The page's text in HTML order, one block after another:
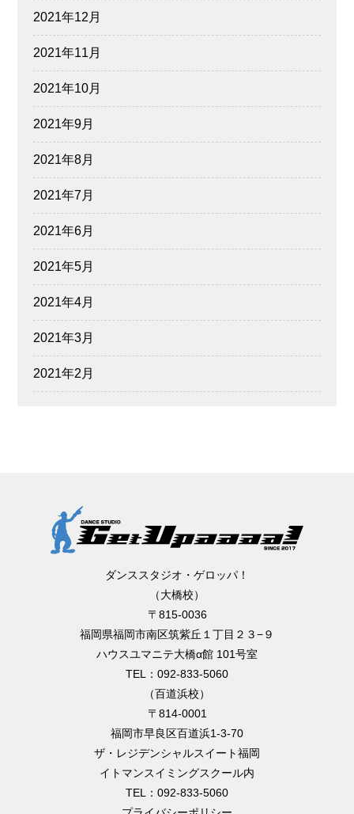
2021年12月
2021年11月
2021年10月
2021年9月
2021年8月
2021年7月
2021年6月
2021年5月
2021年4月
2021年3月
2021年2月
ダンススタジオ・ゲロッパ！
（大橋校）
〒815-0036
福岡県福岡市南区筑紫丘１丁目２３−９
ハウスユマニテ大橋α館 101号室
TEL：092-833-5060
（百道浜校）
〒814-0001
福岡市早良区百道浜1-3-70
ザ・レジデンシャルスイート福岡
イトマンスイミングスクール内
TEL：092-833-5060